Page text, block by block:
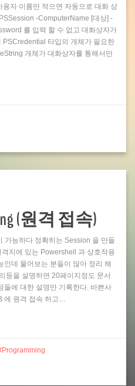
자 이름만 적으면 자동으로 대화 상
-ComputerName [대상] -
를 입력 할 수 없고 대화상자가
타입의 개체가 필요한
개체가 대화상자를 통해서만
(원격 접속)
가능하다 정확히는 Session 을 만들
지에 있는 Powershell 과 상호작용
인데 물어보는 분들이 많아 정리 해
등을 설명하면 20페이지정도 문서
들에 대한 설명만 기록한다. 바쁜사
에 원격 접속 하고…
Programming